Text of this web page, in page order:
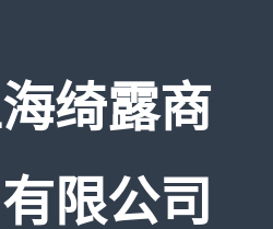
绮露商
限公司